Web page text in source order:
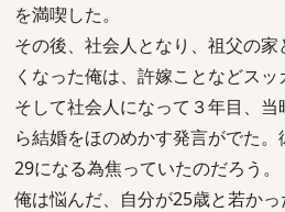
を満喫した。
その後、社会人となり、祖父の
くなった俺は、許嫁ことなどスッ
そして社会人になって３年目、
ら結婚をほのめかす発言がでた
29になる為焦っていたのだろう。
俺は悩んだ、自分が25歳と若か